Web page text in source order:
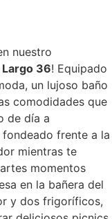
nuestro
Largo 36! Equipado
un lujoso baño
comodidades que
de día a
fondeado frente a la
mientras te
momentos
en la bañera del
y dos frigoríficos,